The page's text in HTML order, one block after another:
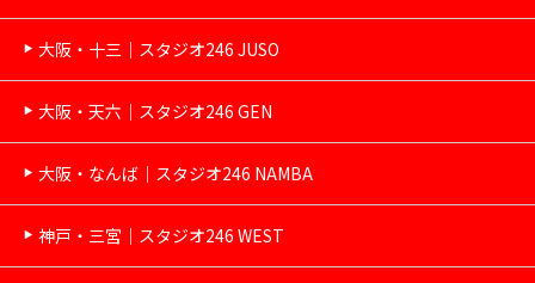
大阪・十三｜スタジオ246 JUSO
大阪・天六｜スタジオ246 GEN
大阪・なんば｜スタジオ246 NAMBA
神戸・三宮｜スタジオ246 WEST